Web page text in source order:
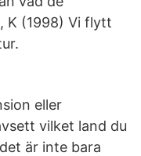
K (1998) Vi flytt
eller
vilket land du
är inte bara